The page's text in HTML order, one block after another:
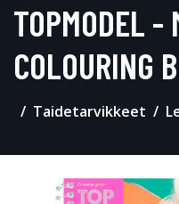
TOPMODEL -
COLOURING
Taidetarvikkeet